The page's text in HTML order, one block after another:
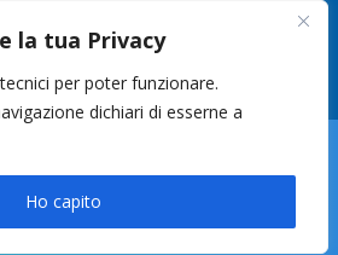
la tua Privacy
per poter funzionare.
dichiari di esserne a
Ho capito
–info@cstosetto.it
VEN 9-12 / 14:30-17